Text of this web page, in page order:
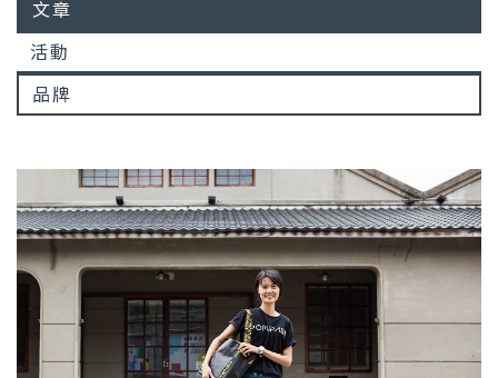
文章
活動
品牌